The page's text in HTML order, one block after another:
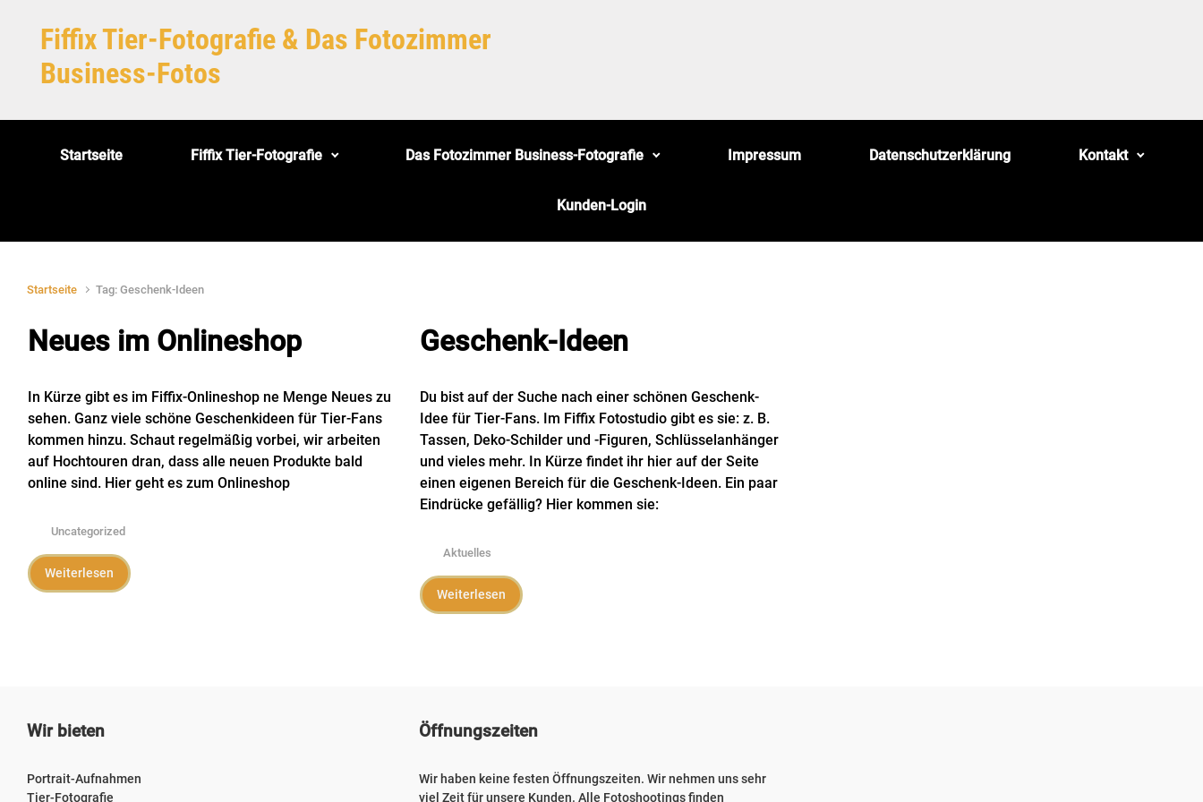
Fiffix Tier-Fotografie & Das Fotozimmer
Business-Fotos
Startseite Fiffix Tier-Fotografie Das Fotozimmer Business-Fotografie Impressum Datenschutzerklärung Kontakt
Kunden-Login
Startseite Tag: Geschenk-Ideen
Neues im Onlineshop
In Kürze gibt es im Fiffix-Onlineshop ne Menge Neues zu
sehen. Ganz viele schöne Geschenkideen für Tier-Fans
kommen hinzu. Schaut regelmäßig vorbei, wir arbeiten
auf Hochtouren dran, dass alle neuen Produkte bald
online sind. Hier geht es zum Onlineshop
Uncategorized
Weiterlesen
Geschenk-Ideen
Du bist auf der Suche nach einer schönen Geschenk-
Idee für Tier-Fans. Im Fiffix Fotostudio gibt es sie: z. B.
Tassen, Deko-Schilder und -Figuren, Schlüsselanhänger
und vieles mehr. In Kürze findet ihr hier auf der Seite
einen eigenen Bereich für die Geschenk-Ideen. Ein paar
Eindrücke gefällig? Hier kommen sie:
Aktuelles
Weiterlesen
Wir bieten
Portrait-Aufnahmen
Tier-Fotografie
Öffnungszeiten
Wir haben keine festen Öffnungszeiten. Wir nehmen uns sehr
viel Zeit für unsere Kunden. Alle Fotoshootings finden